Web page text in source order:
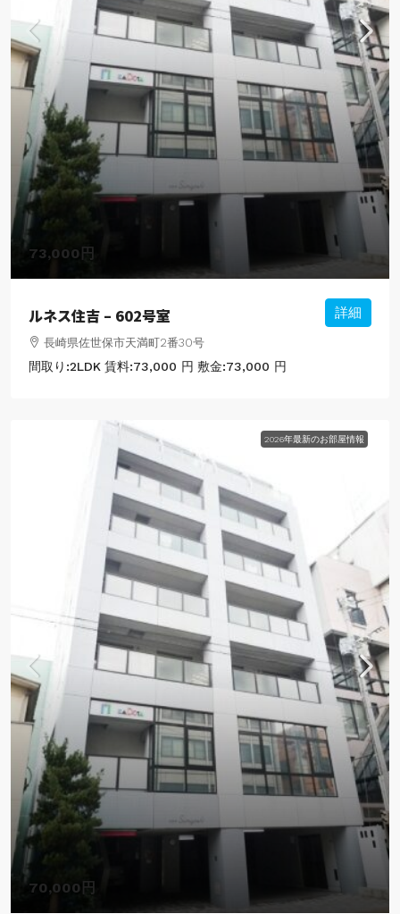
73,000円
ルネス住吉 – 602号室
長崎県佐世保市天満町2番30号
間取り:2LDK 賃料:73,000 円 敷金:73,000 円
詳細
2026年最新のお部屋情報
70,000円